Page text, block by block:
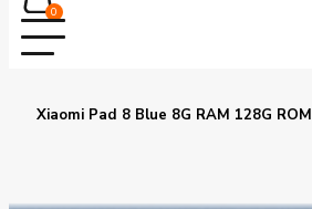
0
Xiaomi Pad 8 Blue 8G RAM 128G ROM